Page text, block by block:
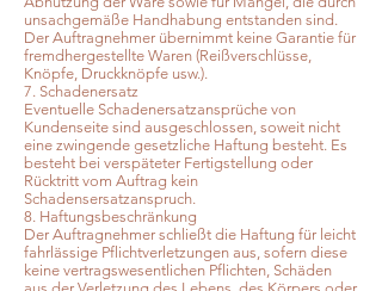
unsachgemäße Handhabung entstanden sind.
Der Auftragnehmer übernimmt keine Garantie für
fremdhergestellte Waren (Reißverschlüsse,
Knöpfe, Druckknöpfe usw.).
7. Schadenersatz
Eventuelle Schadenersatzansprüche von
Kundenseite sind ausgeschlossen, soweit nicht
eine zwingende gesetzliche Haftung besteht. Es
besteht bei verspäteter Fertigstellung oder
Rücktritt vom Auftrag kein
Schadensersatzanspruch.
8. Haftungsbeschränkung
Der Auftragnehmer schließt die Haftung für leicht
fahrlässige Pflichtverletzungen aus, sofern diese
keine vertragswesentlichen Pflichten, Schäden